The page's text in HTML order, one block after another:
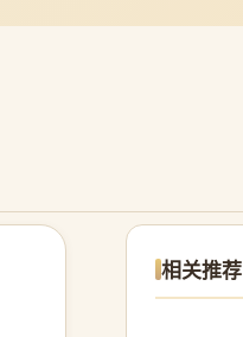
相关推荐